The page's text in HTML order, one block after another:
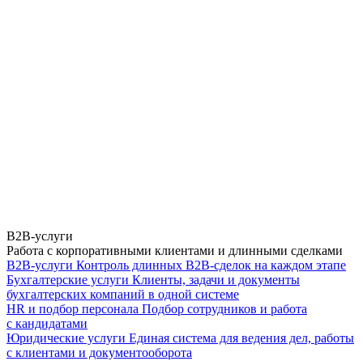
B2B-услуги
Работа с корпоративными клиентами и длинными сделками
B2B-услуги Контроль длинных B2B-сделок на каждом этапе
Бухгалтерские услуги Клиенты, задачи и документы
бухгалтерских компаний в одной системе
HR и подбор персонала Подбор сотрудников и работа
с кандидатами
Юридические услуги Единая система для ведения дел, работы
с клиентами и документооборота